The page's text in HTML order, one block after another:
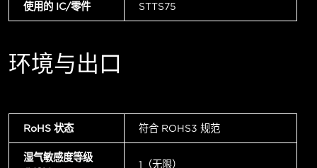
使用的 IC/零件 STTS75
环境与出口
RoHS 状态 符合 ROHS3 规范
湿气敏感度等级
1（无限）